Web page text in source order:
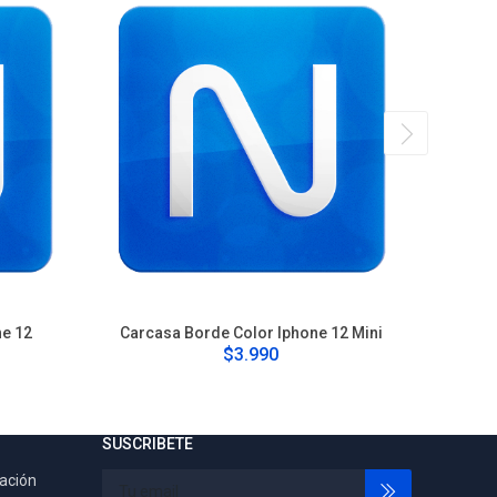
12 Carcasa Borde Color Iphone 12 Mini
$3.990
SUSCRIBETE